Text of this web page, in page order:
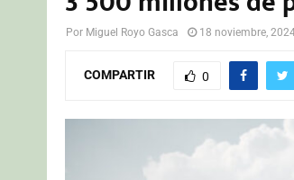
Por Miguel Royo Gasca 18 noviembre,
COMPARTIR 0